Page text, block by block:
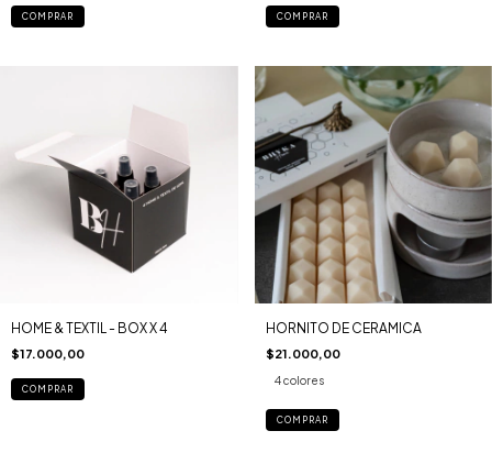
COMPRAR COMPRAR
HOME & TEXTIL - BOX X 4
$17.000,00
HORNITO DE CERAMICA
$21.000,00
4 colores
COMPRAR